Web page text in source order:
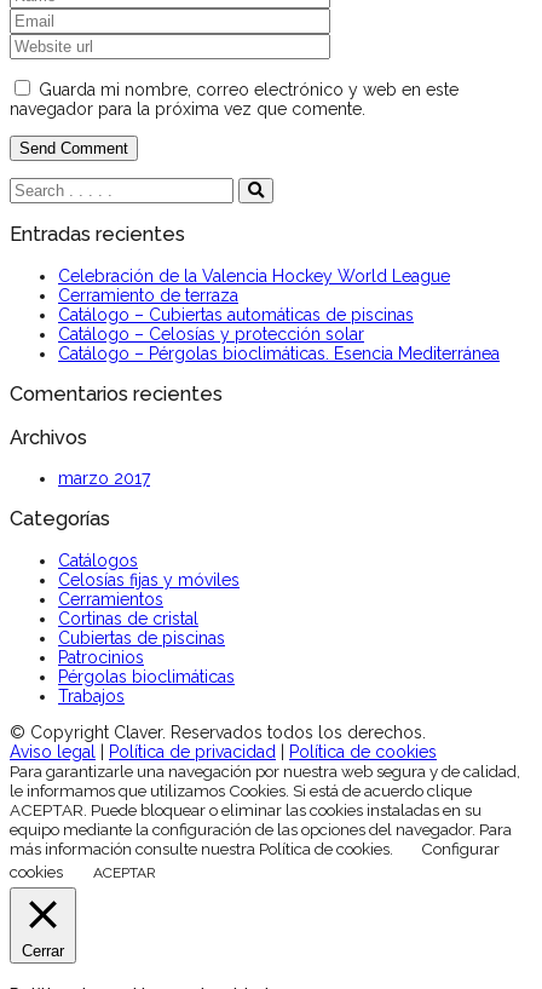
Guarda mi nombre, correo electrónico y web en este
navegador para la próxima vez que comente.
Entradas recientes
Celebración de la Valencia Hockey World League
Cerramiento de terraza
Catálogo – Cubiertas automáticas de piscinas
Catálogo – Celosías y protección solar
Catálogo – Pérgolas bioclimáticas. Esencia Mediterránea
Comentarios recientes
Archivos
marzo 2017
Categorías
Catálogos
Celosías fijas y móviles
Cerramientos
Cortinas de cristal
Cubiertas de piscinas
Patrocinios
Pérgolas bioclimáticas
Trabajos
© Copyright Claver. Reservados todos los derechos.
Aviso legal
Política de privacidad
Política de cookies
Para garantizarle una navegación por nuestra web segura y de calidad,
le informamos que utilizamos Cookies. Si está de acuerdo clique
ACEPTAR. Puede bloquear o eliminar las cookies instaladas en su
equipo mediante la configuración de las opciones del navegador. Para
más información consulte nuestra Política de cookies.
Configurar
cookies
ACEPTAR
Cerrar